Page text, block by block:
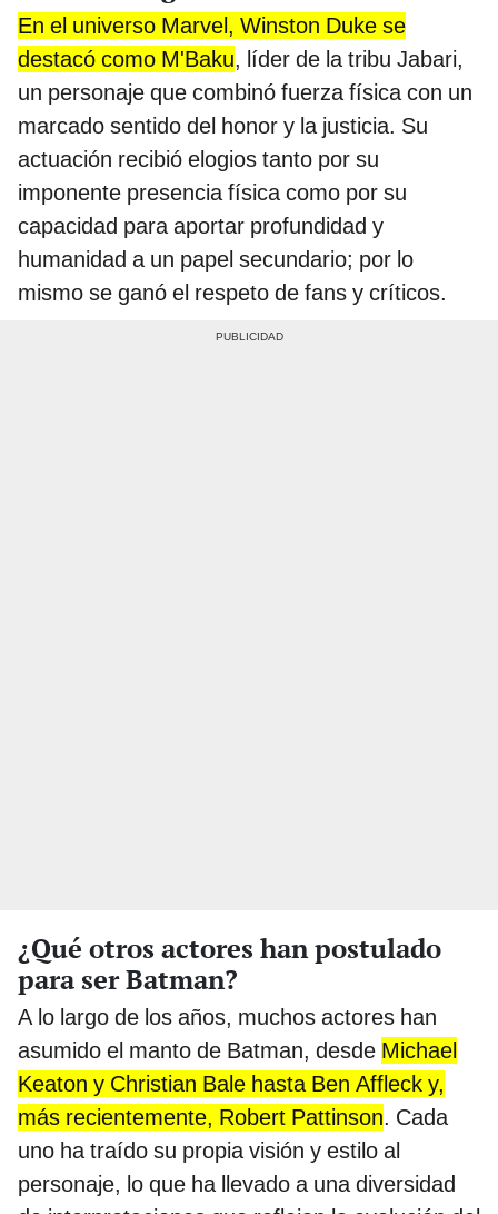
En el universo Marvel, Winston Duke se
destacó como M'Baku, líder de la tribu Jabari,
un personaje que combinó fuerza física con un
marcado sentido del honor y la justicia. Su
actuación recibió elogios tanto por su
imponente presencia física como por su
capacidad para aportar profundidad y
humanidad a un papel secundario; por lo
mismo se ganó el respeto de fans y críticos.
¿Qué otros actores han postulado
para ser Batman?
A lo largo de los años, muchos actores han
asumido el manto de Batman, desde Michael
Keaton y Christian Bale hasta Ben Affleck y,
más recientemente, Robert Pattinson. Cada
uno ha traído su propia visión y estilo al
personaje, lo que ha llevado a una diversidad